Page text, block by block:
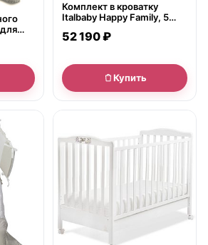
Комплект в кроватку
Italbaby Happy Family, 5
52 190 ₽
Купить